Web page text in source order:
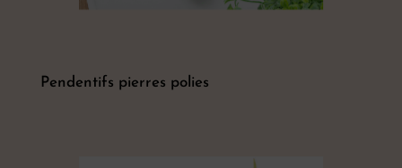
Pendentifs pierres polies